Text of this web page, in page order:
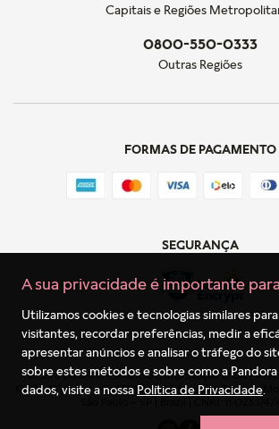
A sua privacidade é importante
Utilizamos cookies e tecnologias similares
visitantes, recordar preferências, medir a
apresentar anúncios e analisar o tráfego do
sobre estes métodos e sobre como a Pandora
dados, visite a nossa Política de Privacidade
Capitais e Regiões
0800-550-0333
Outras Regiões
FORMAS DE PAGAMENTO
SEGURANÇA
Pandora Do Brasil Comércio E Importação LTDA |
1240 - 13º andar - Cj. 1301 & 1303 | Golden Tower –